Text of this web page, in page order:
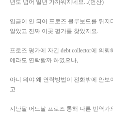
년도 넘어 일년 가까워지네요...(먼산)
입금이 안 되어 프로즈 블루보드를 뒤
알았고 진짜 이곳 평가를 찾았지요.
프로즈 평가에 자긴 debt collector에 의
에라도 연락할까 하였으나,
아니 뭐야 왜 연락방법이 전화밖에 안보
고
지난달 어느날 프로즈 통해 다른 번역가